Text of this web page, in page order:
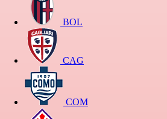
BOL
CAG
COM